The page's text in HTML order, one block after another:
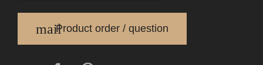
mailProduct order / question